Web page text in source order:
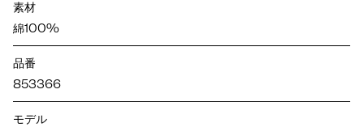
素材
綿100%
品番
853366
モデル